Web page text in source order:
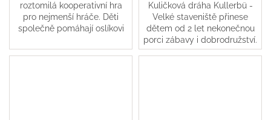
Značky
/
roztomilá kooperativní hra
pro nejmenší hráče. Děti
společně pomáhají oslíkovi
narozeninový koláč – sbírají a
Kuličková dráha Kullerbü -
Velké staveniště přinese
dětem od 2 let nekonečnou
porci zábavy i dobrodružství.
Tato barevná a interaktivní